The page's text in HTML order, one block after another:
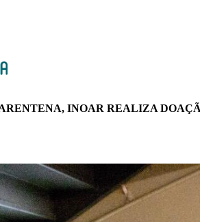
INOAR REALIZA